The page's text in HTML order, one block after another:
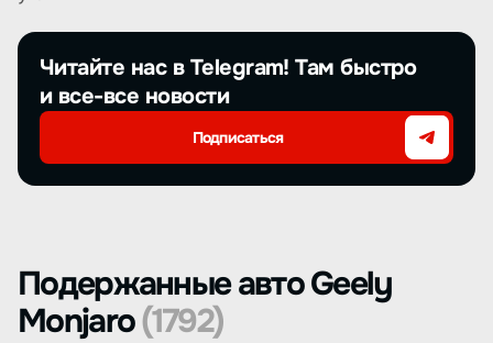
Читайте нас в Telegram! Там быстро
и все-все новости
Подписаться
Подержанные авто Geely
Monjaro(1792)